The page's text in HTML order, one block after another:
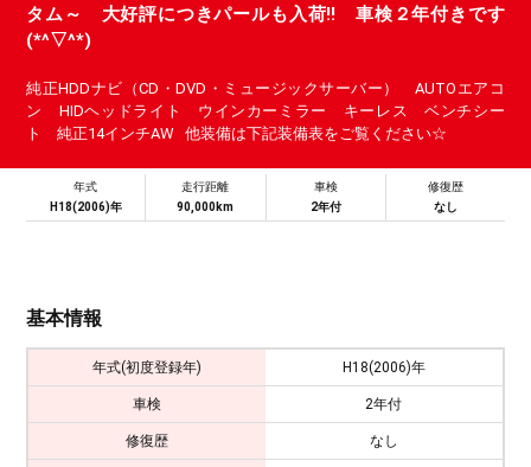
タム～ 大好評につきパールも入荷!! 車検２年付きです
(*^▽^*)
純正HDDナビ（CD・DVD・ミュージックサーバー） AUTOエアコ
ン HIDヘッドライト ウインカーミラー キーレス ベンチシー
ト 純正14インチAW 他装備は下記装備表をご覧ください☆
年式
H18(2006)年
走行距離
90,000km
車検
2年付
修復歴
なし
基本情報
年式(初度登録年) H18(2006)年
車検 2年付
修復歴 なし